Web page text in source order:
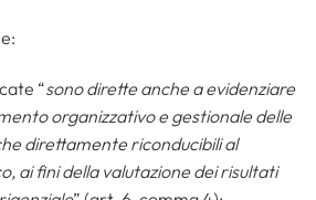
“sono dirette anche a evidenziare
organizzativo e gestionale delle
direttamente riconducibili al
ai fini della valutazione dei risultati